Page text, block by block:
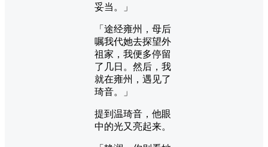
妥当。」
「途经雍州，母后
嘱我代她去探望外
祖家，我便多停留
了几日。然后，我
就在雍州，遇见了
琦音。」
提到温琦音，他眼
中的光又亮起来。